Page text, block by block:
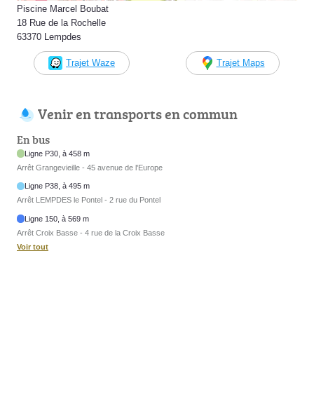
Piscine Marcel Boubat
18 Rue de la Rochelle
63370 Lempdes
Trajet Waze Trajet Maps
Venir en transports en commun
En bus
Ligne P30, à 458 m
Arrêt Grangevieille - 45 avenue de l'Europe
Ligne P38, à 495 m
Arrêt LEMPDES le Pontel - 2 rue du Pontel
Ligne 150, à 569 m
Arrêt Croix Basse - 4 rue de la Croix Basse
Voir tout